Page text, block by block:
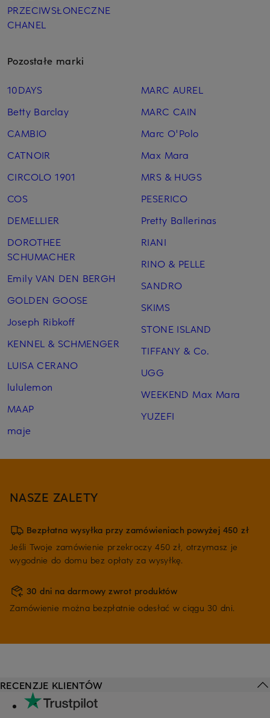
PRZECIWSŁONECZNE
CHANEL
Pozostałe marki
10DAYS
Betty Barclay
CAMBIO
CATNOIR
CIRCOLO 1901
COS
DEMELLIER
DOROTHEE
SCHUMACHER
Emily VAN DEN BERGH
GOLDEN GOOSE
Joseph Ribkoff
KENNEL & SCHMENGER
LUISA CERANO
lululemon
MAAP
maje
MARC AUREL
MARC CAIN
Marc O'Polo
Max Mara
MRS & HUGS
PESERICO
Pretty Ballerinas
RIANI
RINO & PELLE
SANDRO
SKIMS
STONE ISLAND
TIFFANY & Co.
UGG
WEEKEND Max Mara
YUZEFI
NASZE ZALETY
Bezpłatna wysyłka przy zamówieniach powyżej 450 zł
Jeśli Twoje zamówienie przekroczy 450 zł, otrzymasz je
wygodnie do domu bez opłaty za wysyłkę.
30 dni na darmowy zwrot produktów
Zamówienie można bezpłatnie odesłać w ciągu 30 dni.
RECENZJE KLIENTÓW